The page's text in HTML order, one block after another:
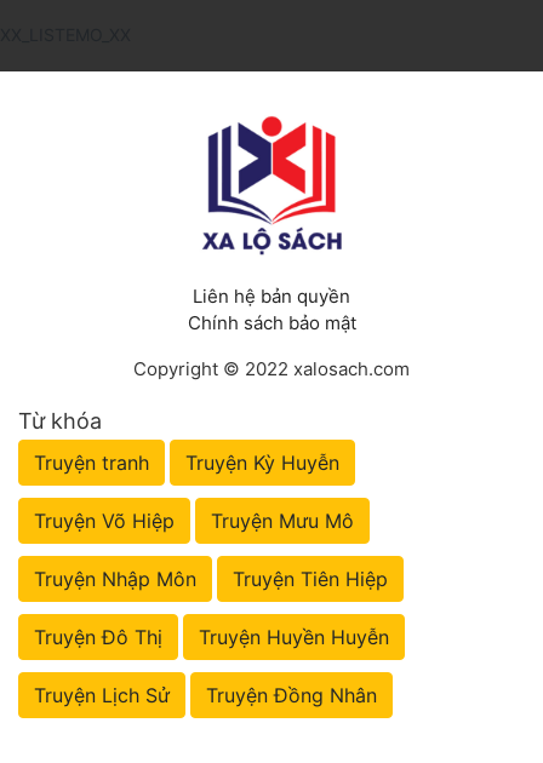
Liên hệ bản quyền
Chính sách bảo mật
Copyright © 2022 xalosach.com
Từ khóa
Truyện tranh Truyện Kỳ Huyễn
Truyện Võ Hiệp Truyện Mưu Mô
Truyện Nhập Môn Truyện Tiên Hiệp
Truyện Đô Thị Truyện Huyền Huyễn
Truyện Lịch Sử Truyện Đồng Nhân